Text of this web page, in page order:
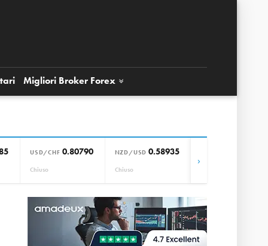
Migliori Broker Forex
USD/CHF 0.80790
Chiuso
NZD/USD 0.58935
Chiuso
›